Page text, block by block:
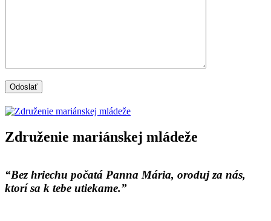
Združenie mariánskej mládeže
“Bez hriechu počatá Panna Mária, oroduj za nás,
ktorí sa k tebe utiekame.”